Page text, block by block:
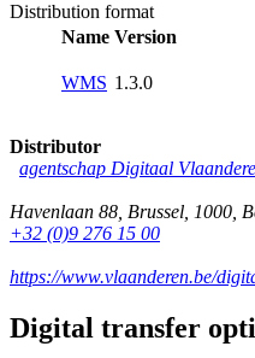
Distribution format
Name Version
WMS 1.3.0
Distributor
agentschap Digitaal
Havenlaan 88 Brussel 1000
+32 (0)9 276 15 00
https://www.vlaanderen.be/
Digital transfer